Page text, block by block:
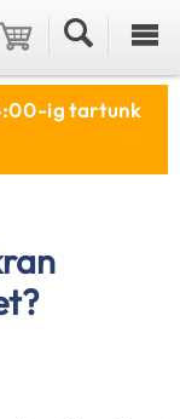
ig tartunk